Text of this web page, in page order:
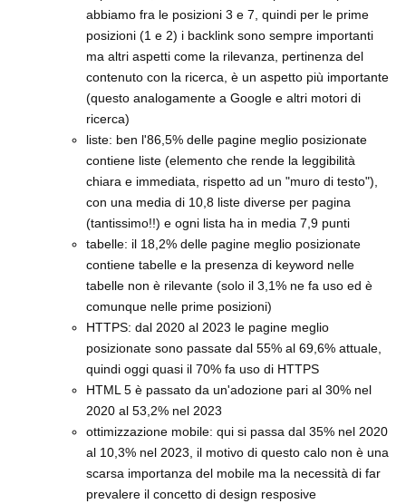
abbiamo fra le posizioni 3 e 7, quindi per le prime
posizioni (1 e 2) i backlink sono sempre importanti
ma altri aspetti come la rilevanza, pertinenza del
contenuto con la ricerca, è un aspetto più importante
(questo analogamente a Google e altri motori di
ricerca)
liste: ben l'86,5% delle pagine meglio posizionate
contiene liste (elemento che rende la leggibilità
chiara e immediata, rispetto ad un "muro di testo"),
con una media di 10,8 liste diverse per pagina
(tantissimo!!) e ogni lista ha in media 7,9 punti
tabelle: il 18,2% delle pagine meglio posizionate
contiene tabelle e la presenza di keyword nelle
tabelle non è rilevante (solo il 3,1% ne fa uso ed è
comunque nelle prime posizioni)
HTTPS: dal 2020 al 2023 le pagine meglio
posizionate sono passate dal 55% al 69,6% attuale,
quindi oggi quasi il 70% fa uso di HTTPS
HTML 5 è passato da un'adozione pari al 30% nel
2020 al 53,2% nel 2023
ottimizzazione mobile: qui si passa dal 35% nel 2020
al 10,3% nel 2023, il motivo di questo calo non è una
scarsa importanza del mobile ma la necessità di far
prevalere il concetto di design resposive